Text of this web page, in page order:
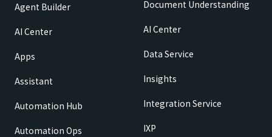
Agent Builder
AI Center
Apps
Assistant
Automation Hub
Automation Ops
Document Understanding
AI Center
Data Service
Insights
Integration Service
IXP